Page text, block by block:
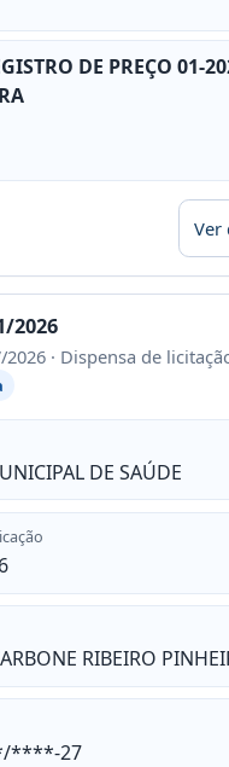
DE PREÇO 01-
Ver
2026
2026 · Dispensa de
DE SAÚDE
RIBEIRO
****-27